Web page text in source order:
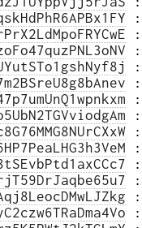
:
:
:
:
:
:
:
:
:
:
:
:
: